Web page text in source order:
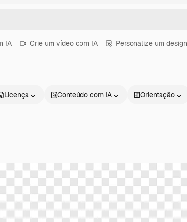
IA Crie um vídeo com IA Personalize um design
Licença Conteúdo com IA Orientação